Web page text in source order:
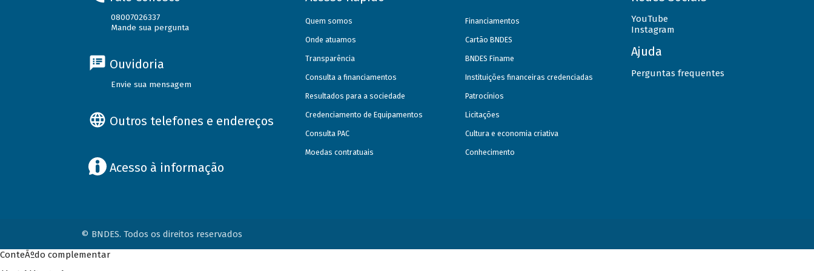
08007026337
Mande sua pergunta
Ouvidoria
Envie sua mensagem
Outros telefones e endereços
Acesso à informação
Quem somos
Onde atuamos
Transparência
Consulta a financiamentos
Resultados para a sociedade
Credenciamento de Equipamentos
Consulta PAC
Moedas contratuais
Financiamentos
Cartão BNDES
BNDES Finame
Instituições financeiras credenciadas
Patrocínios
Licitações
Cultura e economia criativa
Conhecimento
YouTube
Instagram
Ajuda
Perguntas frequentes
© BNDES. Todos os direitos reservados
ConteÃºdo complementar